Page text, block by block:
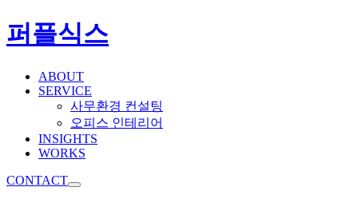
퍼플식스
ABOUT
SERVICE
사무환경 컨설팅
오피스 인테리어
INSIGHTS
WORKS
CONTACT